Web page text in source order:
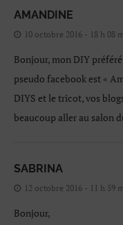
AMANDINE
10 octobre 2016 - 18 h 08
Bonjour, mon DIY
pseudo facebook est «
DIYS et le tricot, vos
beaucoup aller au salon
SABRINA
12 octobre 2016 - 11 h 59
Bonjour,